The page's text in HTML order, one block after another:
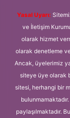
Yasal Uyarı:
ve İletişim
olarak hizmet
olarak denetleme
Ancak, üyelerimiz
siteye üye olarak
sitesi, herhangi bir
paylaşılmaktadır.